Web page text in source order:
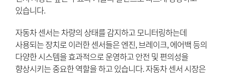
있습니다.
자동차 센서는 차량의 상태를 감지하고 모니터링하는데
사용되는 장치로 이러한 센서들은 엔진, 브레이크, 에어백 등의
다양한 시스템을 효과적으로 운영하고 안전 및 편의성을
향상시키는 중요한 역할을 하고 있습니다. 자동차 센서 시장은